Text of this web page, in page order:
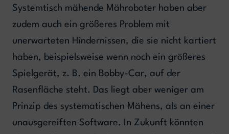
Systemtisch mähende Mähroboter haben aber
zudem auch ein größeres Problem mit
unerwarteten Hindernissen, die sie nicht kartiert
haben, beispielsweise wenn noch ein größeres
Spielgerät, z. B. ein Bobby-Car, auf der
Rasenfläche steht. Das liegt aber weniger am
Prinzip des systematischen Mähens, als an einer
unausgereiften Software. In Zukunft könnten